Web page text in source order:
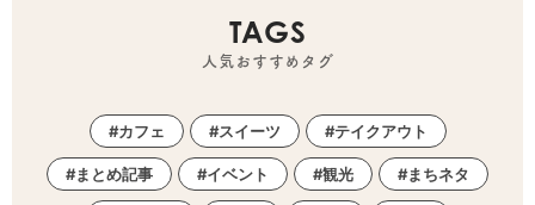
TAGS
人気おすすめタグ
カフェ スイーツ テイクアウト
まとめ記事 イベント 観光 まちネタ